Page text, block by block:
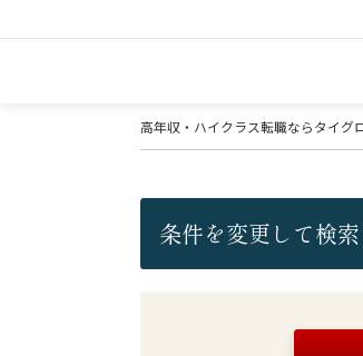
高年収・ハイクラス転職ならタイグ
条件を変更して検索